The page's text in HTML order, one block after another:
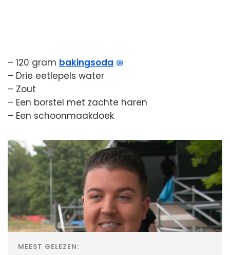
– 120 gram bakingsoda
– Drie eetlepels water
– Zout
– Een borstel met zachte haren
– Een schoonmaakdoek
MEEST GELEZEN: